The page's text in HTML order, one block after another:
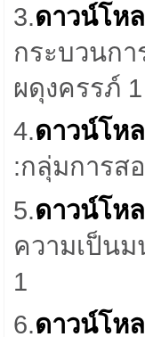
3.ดาวน์โห
กระบวนก
ผดุงครรภ์ 1
4.ดาวน์โห
:กลุ่มการส
5.ดาวน์โห
ความเป็น
1
6.ดาวน์โห